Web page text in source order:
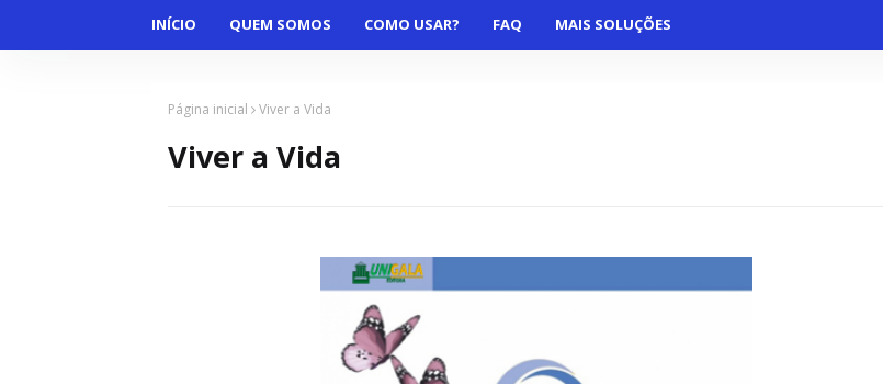
INÍCIO QUEM SOMOS COMO USAR? FAQ MAIS SOLUÇÕES
Página inicial Viver a Vida
Viver a Vida